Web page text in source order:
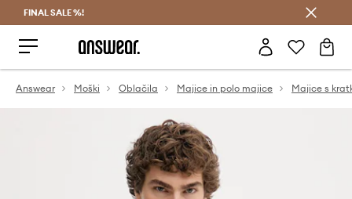
FINAL SALE %!
Answear Moški Oblačila Majice in polo majice Majice s